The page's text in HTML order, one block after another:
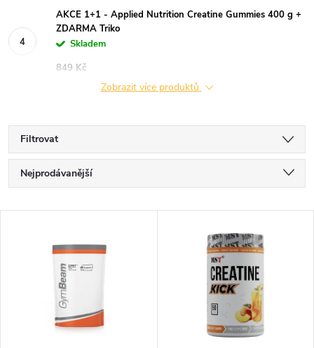
AKCE 1+1 - Applied Nutrition Creatine Gummies 400 g +
ZDARMA Triko
Skladem
849 Kč
Zobrazit více produktů
Filtrovat
Ř
a
Nejprodávanější
Abecedně